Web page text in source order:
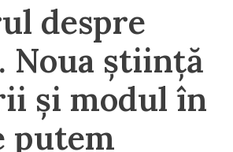
despre
Noua știință
și modul în
putem